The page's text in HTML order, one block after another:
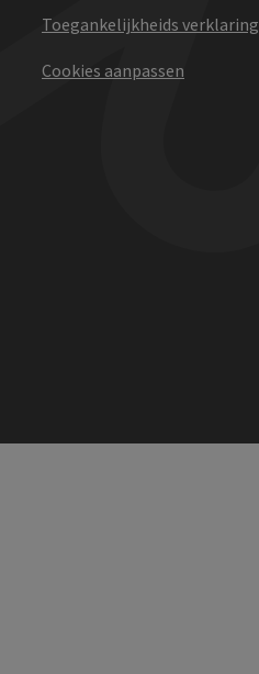
Toegankelijkheids verklaring
Cookies aanpassen